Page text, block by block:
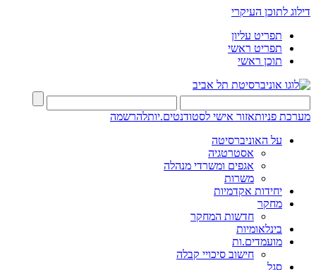
דילוג לתוכן העיקרי
תפריט עליון
תפריט ראשי
תוכן ראשי
מערכת פניותאזור אישי לסטודנטים.יותלהרשמה
על האוניברסיטה
אסטרטגיה
אגפים ומשרדי מנהלה
משרות
יחידות אקדמיות
מחקר
חדשות המחקר
בינלאומיות
מועמדים.ות
חישוב סיכויי קבלה
סגל